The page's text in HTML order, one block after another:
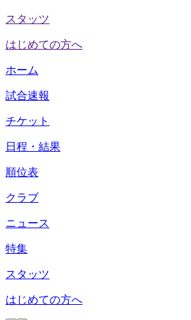
スタッツ
はじめての方へ
ホーム
試合速報
チケット
日程・結果
順位表
クラブ
ニュース
特集
スタッツ
はじめての方へ